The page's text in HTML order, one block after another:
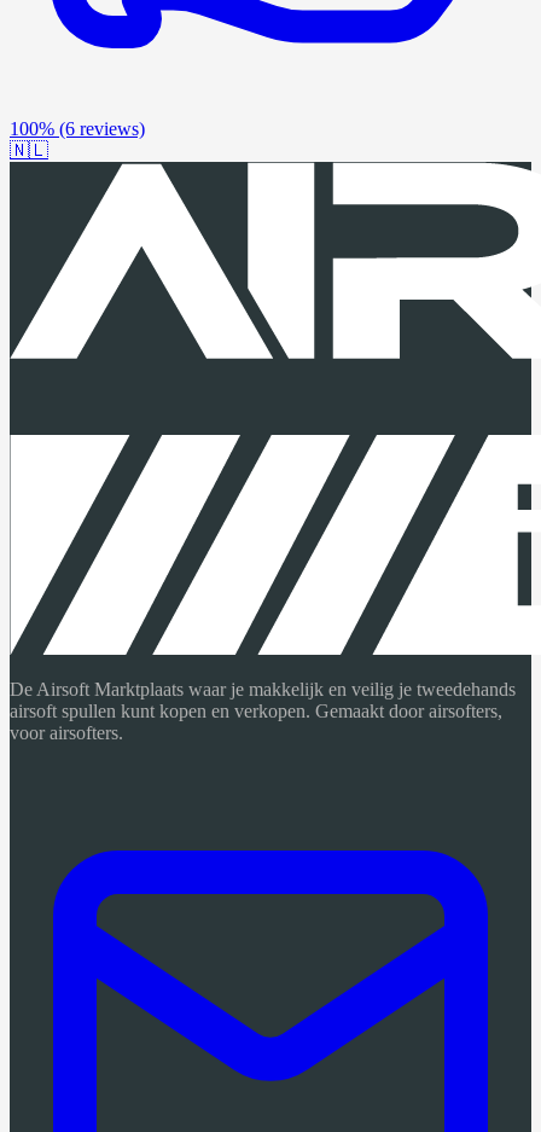
100% (6 reviews)
🇳🇱
De Airsoft Marktplaats waar je makkelijk en veilig je tweedehands
airsoft spullen kunt kopen en verkopen. Gemaakt door airsofters,
voor airsofters.